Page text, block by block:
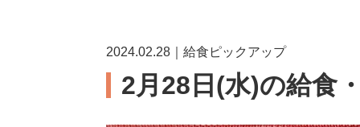
2024.02.28｜給食ピックアップ
2月28日(水)の給食